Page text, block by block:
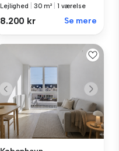
Lejlighed 30 m² 1 værelse
8.200 kr Se mere